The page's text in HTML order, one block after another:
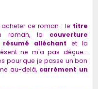
ce roman : le titre
roman, la couverture
résumé alléchant et la
ne m'a pas déçue...
pour que je passe un bon
au-delà, carrément un